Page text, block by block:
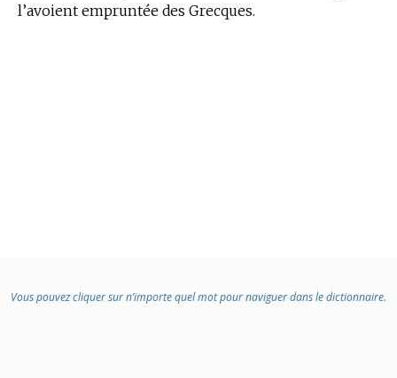
l’avoient empruntée des Grecques.
Vous pouvez cliquer sur n’importe quel mot pour naviguer dans le dictionnaire.